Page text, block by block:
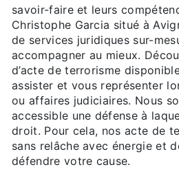
savoir-faire et leurs
Christophe Garcia situé à
de services juridiques sur-
accompagner au mieux.
d’acte de terrorisme
assister et vous représenter
ou affaires judiciaires. Nous
accessible une défense à
droit. Pour cela, nos acte de
sans relâche avec énergie et
défendre votre cause.